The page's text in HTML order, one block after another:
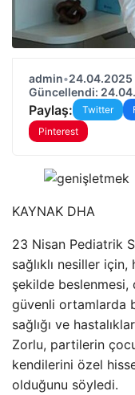
admin•24.04.2025
Güncellendi:
Paylaş: Twitter
Pinterest
KAYNAK DHA
23 Nisan Pediatrik
sağlıklı nesiller
şekilde beslenmesi,
güvenli ortamlarda
sağlığı ve
Zorlu, partilerin
kendilerini özel
olduğunu söyledi.